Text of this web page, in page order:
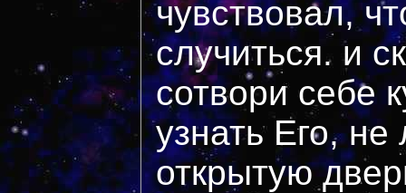
чувствовал,
случиться. и
сотвори себе
узнать Его,
открытую